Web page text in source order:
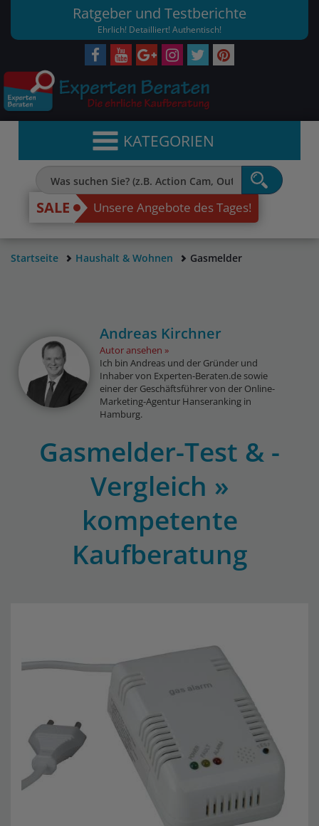
Ratgeber und Testberichte
Ehrlich! Detailliert! Authentisch!
KATEGORIEN
SALE Unsere Angebote des Tages!
Startseite Haushalt & Wohnen Gasmelder
Andreas Kirchner
Autor ansehen
Ich bin Andreas und der Gründer und
Inhaber von Experten-Beraten.de sowie
einer der Geschäftsführer von der Online-
Marketing-Agentur Hanseranking in
Hamburg.
Gasmelder-Test & -
Vergleich »
kompetente
Kaufberatung